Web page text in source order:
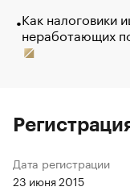
Как налоговики
неработающих
Дата регистрации
23 июня 2015